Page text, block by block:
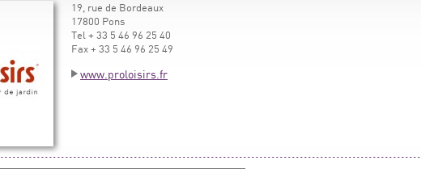
19, rue de Bordeaux
17800 Pons
Tel + 33 5 46 96 25 40
Fax + 33 5 46 96 25 49
www.proloisirs.fr